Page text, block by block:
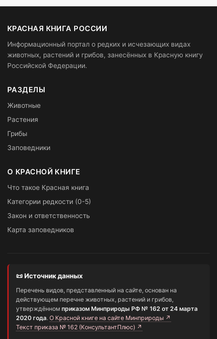
КРАСНАЯ КНИГА РОССИИ
Информационный портал о редких и исчезающих видах
животных, растений и грибов, занесённых в Красную книгу
Российской Федерации.
РАЗДЕЛЫ
Животные
Растения
Грибы
Заповедники
О КРАСНОЙ КНИГЕ
Что такое Красная книга
Категории редкости (0-5)
Закон и ответственность
Карта заповедников
📜 Источник данных
Перечень видов, представленный на сайте, основан на
действующем перечне животных, растений и грибов,
утверждённом приказом Минприроды РФ № 162 от 24 марта
2020 года. О Красной книге на сайте Минприроды ↗
Текст приказа № 162 (КонсультантПлюс) ↗